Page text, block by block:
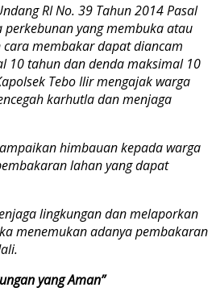
RI No. 39 Tahun 2014 Pasal
perkebunan yang membuka atau
membakar dapat diancam
10 tahun dan denda maksimal 10
Tebo Ilir mengajak warga
karhutla dan menjaga
himbauan kepada warga
lahan yang dapat
lingkungan dan melaporkan
menemukan adanya pembakaran
yang Aman”